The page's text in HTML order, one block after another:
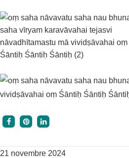
21 novembre 2024